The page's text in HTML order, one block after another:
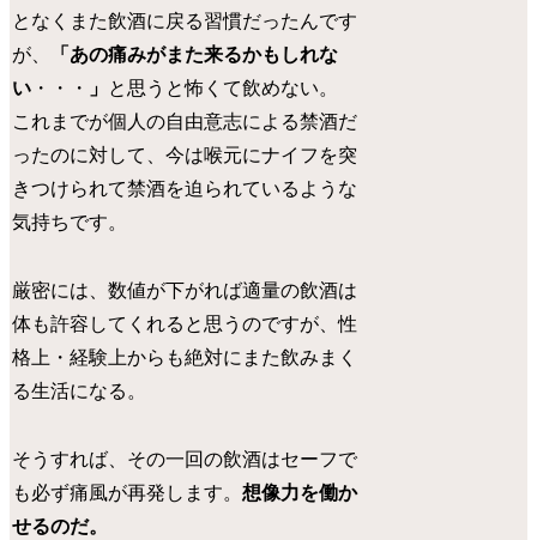
となくまた飲酒に戻る習慣だったんです
が、
「あの痛みがまた来るかもしれな
い ・・・ 」 と思うと怖くて飲めない。
これまでが個人の自由意志による禁酒だ
ったのに対して、今は喉元にナイフを突
きつけられて禁酒を迫られているような
気持ちです。
厳密には、数値が下がれば適量の飲酒は
体も許容してくれると思うのですが、性
格上・経験上からも絶対にまた飲みまく
る生活になる。
そうすれば、その一回の飲酒はセーフで
も必ず痛風が再発します。想像力を働か
せるのだ。